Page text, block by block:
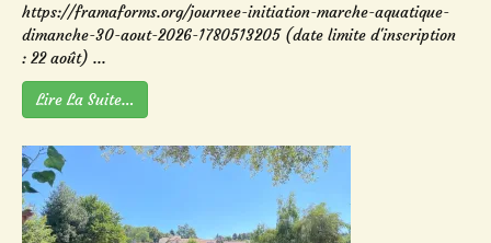
https://framaforms.org/journee-initiation-marche-aquatique-
dimanche-30-aout-2026-1780513205 (date limite d'inscription
: 22 août) ...
Lire La Suite…